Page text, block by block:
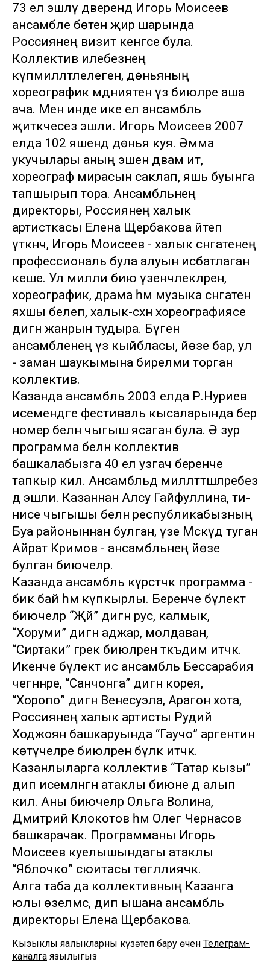
73 ел эшләү дәверендә Игорь Моисеев
ансамбле бөтен җир шарында
Россиянең визит кенәгәсе була.
Коллектив илебезнең
күпмилләтлелеген, дөньяның
хореографик мәдәниятен үз биюләре аша
ача. Менә инде ике ел ансамбль
җитәкчесез эшли. Игорь Моисеев 2007
елда 102 яшендә дөнья куя. Әмма
укучылары аның эшен дәвам итә,
хореограф мирасын саклап, яшь буынга
тапшырып тора. Ансамбльнең
директоры, Россиянең халык
артисткасы Елена Щербакова әйтеп
үткәнчә, Игорь Моисеев - халык сәнгатенең
профессиональ була алуын исбатлаган
кеше. Ул милли бию үзенчәлекләрен,
хореографик, драма һәм музыка сәнгатен
яхшы белеп, халык-сәхнә хореографиясе
дигән жанрын тудыра. Бүген
ансамбленең үз кыйбласы, йөзе бар, ул
- заман шаукымына бирелми торган
коллектив.
Казанда ансамбль 2003 елда Р.Нуриев
исемендәге фестиваль кысаларында бер
номер белән чыгыш ясаган була. Ә зур
программа белән коллектив
башкалабызга 40 ел узгач беренче
тапкыр килә. Ансамбльдә милләттәшләребез
дә эшли. Казаннан Алсу Гайфуллина, әти-
әнисе чыгышы белән республикабызның
Буа районыннан булган, үзе Мәскәүдә туган
Айрат Кәримов - ансамбльнең йөзе
булган биючеләр.
Казанда ансамбль күрсәтәчәк программа -
бик бай һәм күпкырлы. Беренче бүлектә
биючеләр “Җәй” дигән рус, калмык,
“Хоруми” дигән аджар, молдаван,
“Сиртаки” грек биюләрен тәкъдим итәчәк.
Икенче бүлектә исә ансамбль Бессарабия
чегәннәре, “Санчонга” дигән корея,
“Хоропо” дигән Венесуэла, Арагон хота,
Россиянең халык артисты Рудий
Ходжоян башкаруында “Гаучо” аргентин
көтүчеләре биюләрен бүләк итәчәк.
Казанлыларга коллектив “Татар кызы”
дип исемләнгән атаклы биюне дә алып
килә. Аны биючеләр Ольга Волина,
Дмитрий Клокотов һәм Олег Чернасов
башкарачак. Программаны Игорь
Моисеев куелышындагы атаклы
“Яблочко” сюитасы төгәллиячәк.
Алга таба да коллективның Казанга
юлы өзелмәс, дип ышана ансамбль
директоры Елена Щербакова.
Кызыклы яңалыкларны күзәтеп бару өчен Телеграм-
каналга язылыгыз